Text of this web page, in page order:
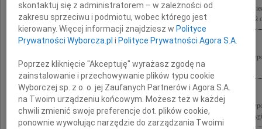
Zarząd Towarzystwa Przyjaciół Dzieci Ulicy "Przywrócić Dzieciństwo? im. K.
wychowankowie Kazimierza Lisieckiego w kraju i za granicą oraz dzieci i
Z wielkim żalem żegnamy Pana Profesora Lecha Kaczyńskiego Prezydenta
jednocześnie wybitnego specjalistę prawa pracy, który wniósł istotny, twórczy...
Z wielkim żalem żegnamy Pana Profesora Lecha Kaczyńskiego Prezydenta
jednocześnie wybitnego specjalistę prawa pracy, który wniósł istotny, twórczy i
skontaktuj się z administratorem – w zależności od
zakresu sprzeciwu i podmiotu, wobec którego jest
kierowany. Więcej informacji znajdziesz w Polityce
Prywatności Wyborcza.pl i Polityce Prywatności Agora S.A.
Poprzez kliknięcie "Akceptuję" wyrażasz zgodę na
zainstalowanie i przechowywanie plików typu cookie
Wyborczej sp. z o. o. jej Zaufanych Partnerów i Agora S.A.
na Twoim urządzeniu końcowym. Możesz też w każdej
chwili zmienić swoje preferencje dot. plików cookie,
ponownie wywołując narzędzie do zarządzania Twoimi